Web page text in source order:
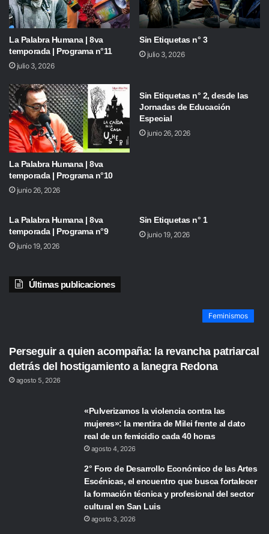
La Palabra Humana | 8va
temporada | Programa n°11
julio 3, 2026
Sin Etiquetas n° 3
julio 3, 2026
La Palabra Humana | 8va
temporada | Programa n°10
junio 26, 2026
Sin Etiquetas n° 2, desde las
Jornadas de Educación
Especial
junio 26, 2026
La Palabra Humana | 8va
temporada | Programa n°9
junio 19, 2026
Sin Etiquetas n° 1
junio 19, 2026
Últimas publicaciones
Feminismos
Perseguir a quien acompaña: la revancha patriarcal
detrás del hostigamiento a lanegra Redona
agosto 5, 2026
«Pulverizamos la violencia contra las
mujeres»: la mentira de Milei frente al dato
real de un femicidio cada 40 horas
agosto 4, 2026
2° Foro de Desarrollo Económico de las Artes
Escénicas, el encuentro que busca fortalecer
la formación técnica y profesional del sector
cultural en San Luis
agosto 3, 2026